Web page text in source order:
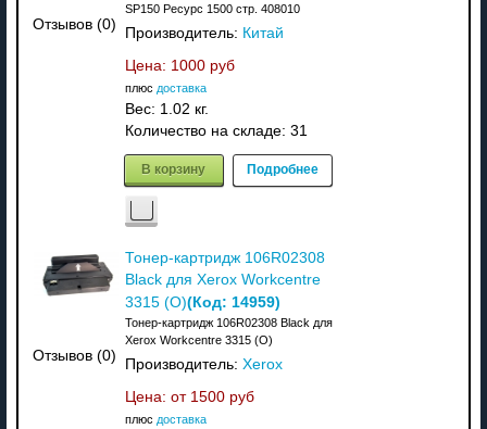
Отзывов (0)
SP150 Ресурс 1500 стр. 408010
Производитель: Китай
Цена: 1000 руб
плюс доставка
Вес: 1.02 кг.
Количество на складе: 31
В корзину Подробнее
Отзывов (0)
Тонер-картридж 106R02308
Black для Xerox Workcentre
3315 (О)(Код: 14959)
Тонер-картридж 106R02308 Black для
Xerox Workcentre 3315 (О)
Производитель: Xerox
Цена: от 1500 руб
плюс доставка